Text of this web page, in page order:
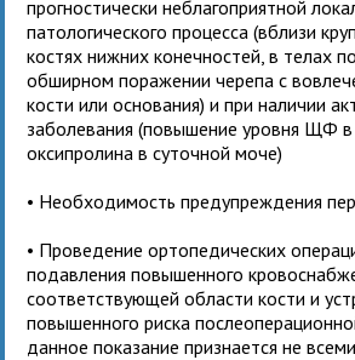
прогностически неблагоприятной
патологического процесса (вблизи
костях нижних конечностей, в телах
обширном поражении черепа с
кости или основания) и при наличии
заболевания (повышение уровня ЩФ
оксипролина в суточной моче)
• Необходимость предупреждения
• Проведение ортопедических
подавления повышенного
соответствующей области кости и
повышенного риска
данное показание признается не